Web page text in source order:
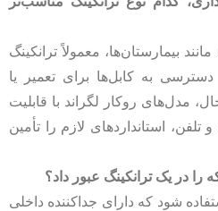
بیمارستان‌ها، معمولاً ترانکینگ
به کابل‌ها برای تعمیر یا
مدل‌های روکار لگراند با قابلیت
استانداردهای لازم را تأمین
را در یک ترانکینگ عبور داد؟
شود که دارای جداکننده داخلی